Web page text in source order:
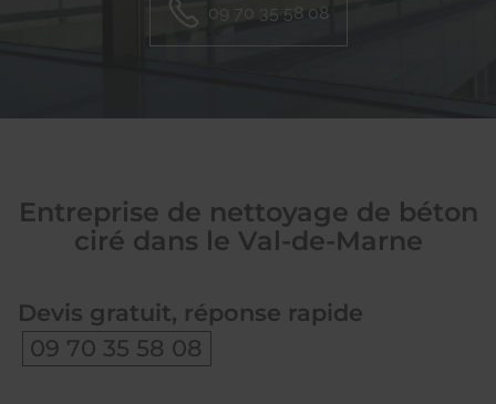
09 70 35 58 08
Entreprise de nettoyage de béton
ciré dans le Val-de-Marne
Devis gratuit, réponse rapide
09 70 35 58 08